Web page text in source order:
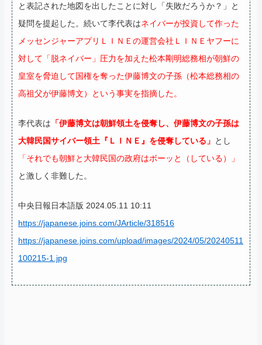
と表記された地図を出したことに対し「失敗だろうか？」と
疑問を提起した。 続いて李代表はネイバーが投資して作った
メッセンジャーアプリＬＩＮＥの運営会社ＬＩＮＥヤフーに
対して「脱ネイバー」圧力を加えた松本剛明総務相が朝鮮の
皇室を脅迫して国権を奪った伊藤博文の子孫（松本総務相の
高祖父が伊藤博文）という事実を指摘した。
李代表は 「伊藤博文は朝鮮領土を侵奪し、伊藤博文の子孫は
大韓民国サイバー領土『ＬＩＮＥ』を侵奪している」 とし
「それでも朝鮮と大韓民国の政府はボーッと（している）」
と激しく非難した。
中央日報日本語版 2024.05.11 10:11
https://japanese.joins.com/JArticle/318516
https://japanese.joins.com/upload/images/2024/05/20240511
100215-1.jpg